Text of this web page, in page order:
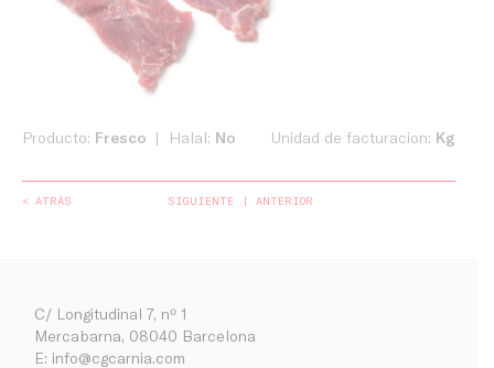
Producto: Fresco Halal: No Unidad de facturacion: Kg
< ATRÁS SIGUIENTE ANTERIOR
C/ Longitudinal 7, nº 1
Mercabarna, 08040 Barcelona
E: info@cgcarnia.com